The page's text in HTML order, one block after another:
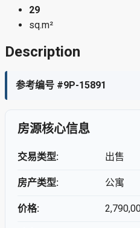
29
sq.m²
Description
参考编号 #9P-15891
房源核心信息
交易类型: 出售
房产类型: 公寓
价格: